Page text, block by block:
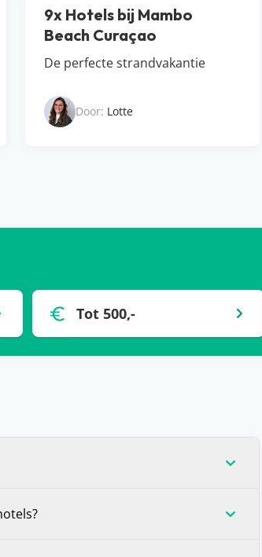
9x Hotels bij Mambo
Beach Curaçao
De perfecte strandvakantie
Door: Lotte
Tot 500,-
Dit is (in veel gevallen) voor één